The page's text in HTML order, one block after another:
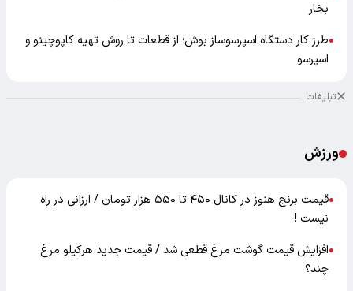
بخار
●طرز کار دستگاه اسپرسوساز بوش؛ از قطعات تا روش تهیه کاپوچینو و
اسپرسو
تبلیغات
ورزش
●
قیمت برنج هنوز در کانال ۴۵۰ تا ۵۵۰ هزار تومان / ارزانی در راه
نیست !
●افزایش قیمت گوشت مرغ قطعی شد / قیمت جدید هرکیلو مرغ
چند؟